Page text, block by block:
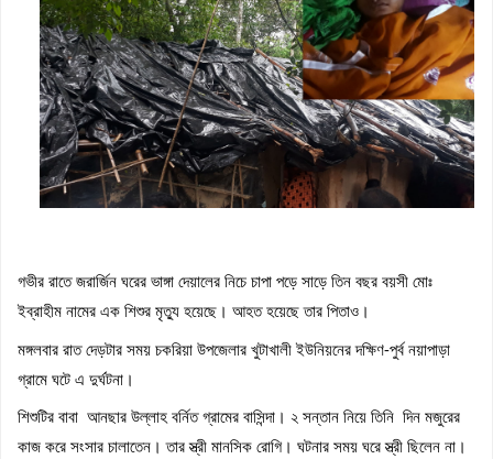
হবে: মুহাম্মদ শাহজাহান
চকরিয়া উপজেলা যুব জামায়াতের সভাপতি আবদুল্লাহ আল মামুর : সেক্রেটারি
কফিল উদ্দিন
জয়নাল আবেদীন মহিউচ্ছুন্নাহ দাখিল মাদ্রাসায় বৃক্ষরোপণ কর্মসূচি অনুষ্ঠিত
সসাসের পাঁচদিনের সংগীত কর্মশালা সম্পন্ন
চকরিয়ায় উপজেলা স্কাউটসের মাসিক সভা অনুষ্ঠিত
বেগম রোকেয়া সাখাওয়াত হোসেন বৃত্তির তৃতীয় পুরস্কার পেলো তাসরিফুল
গভীর রাতে জরার্জিন ঘরের ভাঙ্গা দেয়ালের নিচে চাপা পড়ে সাড়ে তিন বছর বয়সী মোঃ
ইব্রাহীম নামের এক শিশুর মৃত্যু হয়েছে। আহত হয়েছে তার পিতাও।
মঙ্গলবার রাত দেড়টার সময় চকরিয়া উপজেলার খুটাখালী ইউনিয়নের দক্ষিণ-পুর্ব নয়াপাড়া
গ্রামে ঘটে এ দুর্ঘটনা।
শিশুটির বাবা  আনছার উল্লাহ বর্নিত গ্রামের বাসিন্দা। ২ সন্তান নিয়ে তিনি  দিন মজুরের
কাজ করে সংসার চালাতেন। তার স্ত্রী মানসিক রোগি। ঘটনার সময় ঘরে স্ত্রী ছিলেন না।